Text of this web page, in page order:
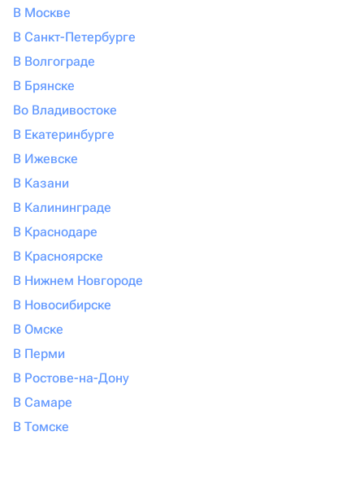
В Москве
В Санкт-Петербурге
В Волгограде
В Брянске
Во Владивостоке
В Екатеринбурге
В Ижевске
В Казани
В Калининграде
В Краснодаре
В Красноярске
В Нижнем Новгороде
В Новосибирске
В Омске
В Перми
В Ростове-на-Дону
В Самаре
В Томске